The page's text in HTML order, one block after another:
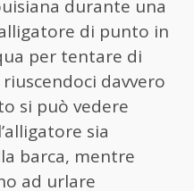
durante una
di punto in
per tentare di
davvero
si può vedere
sia
barca, mentre
ad urlare